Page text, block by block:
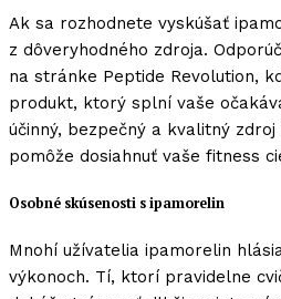
Ak sa rozhodnete vyskúšať
z dôveryhodného zdroja.
na stránke Peptide Revolution,
produkt, ktorý splní vaše
účinný, bezpečný a kvalitný
pomôže dosiahnuť vaše fitness
Osobné skúsenosti s ipamorelin
Mnohí užívatelia ipamorelin
výkonoch. Tí, ktorí pravidelne